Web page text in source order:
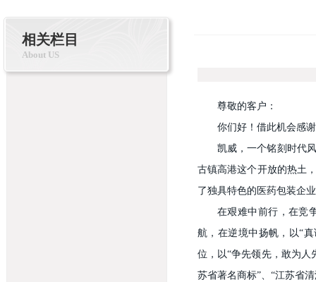
相关栏目
About US
尊敬的客户：
你们好！借此机会感
凯威，一个铭刻时代
古镇高港这个开放的热土
了独具特色的医药包装企
在艰难中前行，在竞
航，在逆境中扬帆，以“
位，以“争先领先，敢为人
苏省著名商标”、“江苏省